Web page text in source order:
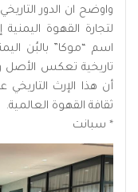
واوضح ان الدور
لتجارة القهوة
اسم “موكا” بالبُن
تاريخية تعكس الأصل
أن هذا الإرث
ثقافة القهوة العالمية.
* سبانت